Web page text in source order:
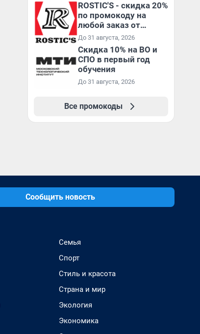
ROSTIC'S - скидка 20%
по промокоду на
любой заказ от
3199₽!
До 31 августа, 2026
Скидка 10% на ВО и
СПО в первый год
обучения
До 31 августа, 2026
Все промокоды
Сообщить новость
Семья
Спорт
Стиль и красота
Страна и мир
Экология
Экономика